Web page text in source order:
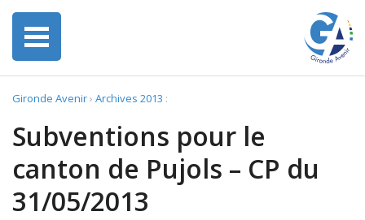
Gironde Avenir› Archives 2013 :
Subventions pour le
canton de Pujols – CP du
31/05/2013